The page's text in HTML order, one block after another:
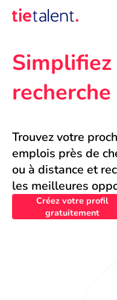
Trouvez votre
emplois près de
ou à distance et
les meilleures
Créez votre profil
gratuitement